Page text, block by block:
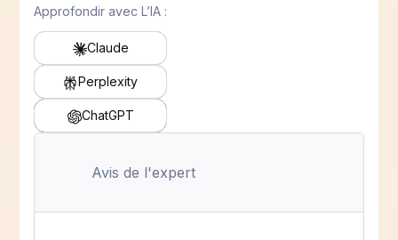
Approfondir avec L’IA :
Claude
Perplexity
ChatGPT
Avis de l'expert